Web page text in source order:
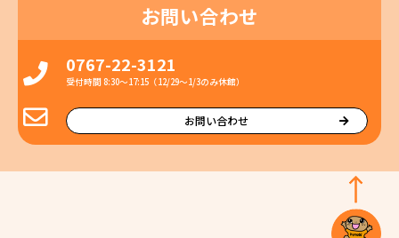
お問い合わせ
0767-22-3121
受付時間 8:30〜17:15（12/29〜1/3のみ休館）
お問い合わせ